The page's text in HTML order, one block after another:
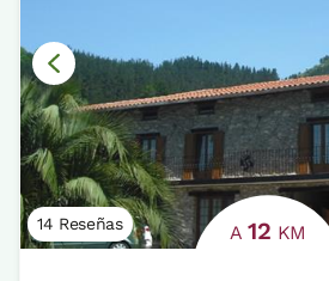
14 Reseñas A12 KM